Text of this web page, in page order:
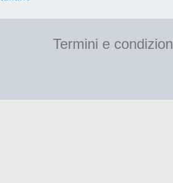
Termini e